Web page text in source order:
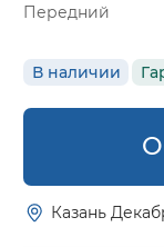
Передний
В наличии
Казань